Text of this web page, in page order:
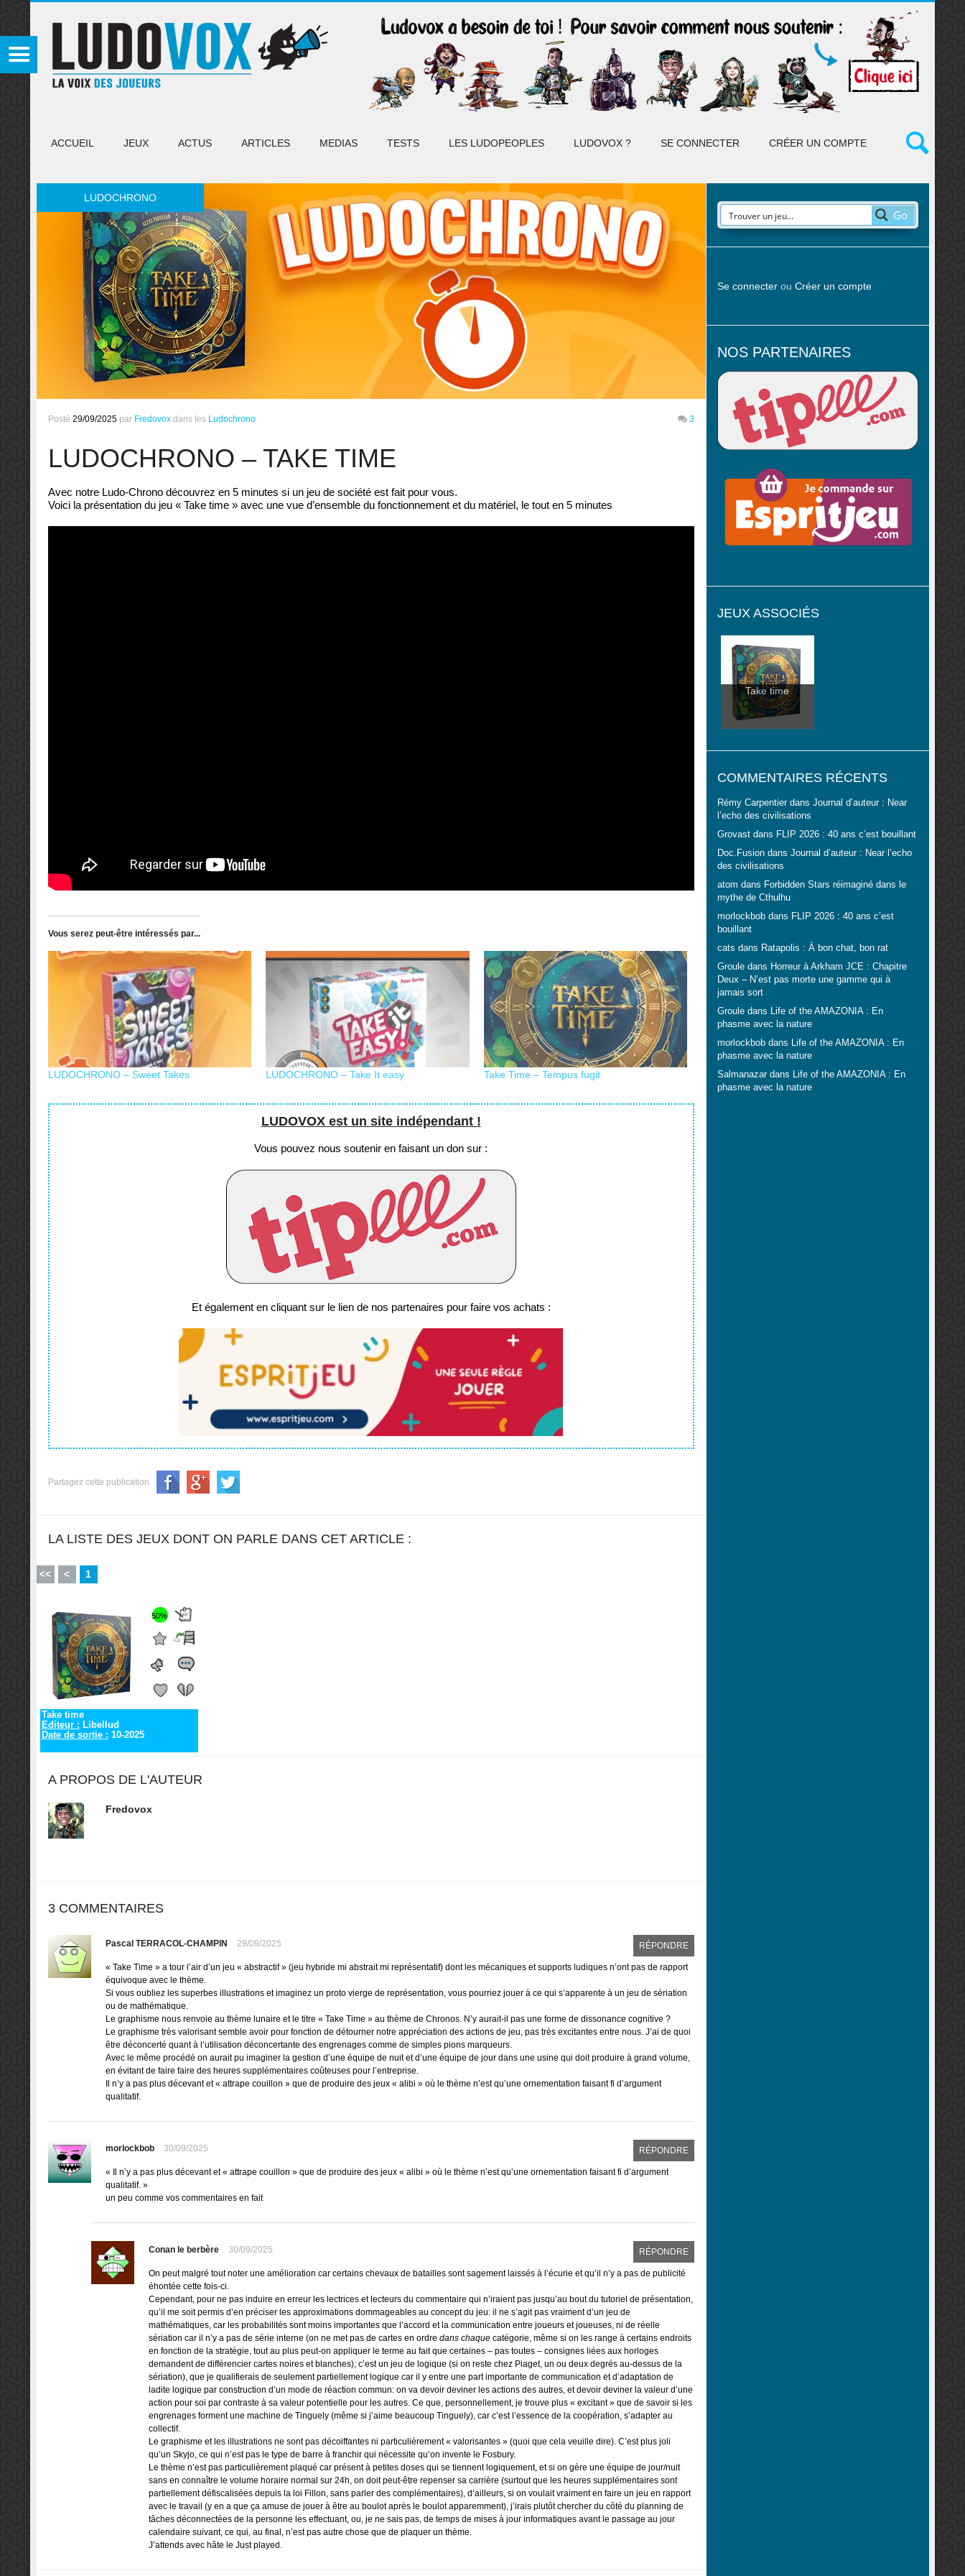
ACCUEIL JEUX ACTUS ARTICLES MEDIAS TESTS LES LUDOPEOPLES LUDOVOX ? SE CONNECTER CRÉER UN COMPTE
LUDOCHRONO
Posté 29/09/2025 par Fredovox dans les Ludochrono 3
LUDOCHRONO – TAKE TIME
Avec notre Ludo-Chrono découvrez en 5 minutes si un jeu de société est fait pour vous.
Voici la présentation du jeu « Take time » avec une vue d’ensemble du fonctionnement et du matériel, le tout en 5 minutes
Vous serez peut-être intéressés par...
LUDOCHRONO – Sweet Takes LUDOCHRONO – Take It easy Take Time – Tempus fugit
LUDOVOX est un site indépendant !
Vous pouvez nous soutenir en faisant un don sur :
Et également en cliquant sur le lien de nos partenaires pour faire vos achats :
Partagez cette publication
LA LISTE DES JEUX DONT ON PARLE DANS CET ARTICLE :
<< < 1
50%
Take time
Editeur : Libellud
Date de sortie : 10-2025
A PROPOS DE L'AUTEUR
Fredovox
3 COMMENTAIRES
Pascal TERRACOL-CHAMPIN 29/09/2025 RÉPONDRE
« Take Time » a tour l’air d’un jeu « abstractif » (jeu hybride mi abstrait mi représentatif) dont les mécaniques et supports ludiques n’ont pas de rapport
équivoque avec le thème.
Si vous oubliez les superbes illustrations et imaginez un proto vierge de représentation, vous pourriez jouer à ce qui s’apparente à un jeu de sériation
ou de mathématique.
Le graphisme nous renvoie au thème lunaire et le titre « Take Time » au thème de Chronos. N’y aurait-il pas une forme de dissonance cognitive ?
Le graphisme très valorisant semble avoir pour fonction de détourner notre appréciation des actions de jeu, pas très excitantes entre nous. J’ai de quoi
être déconcerté quant à l’utilisation déconcertante des engrenages comme de simples pions marqueurs.
Avec le même procédé on aurait pu imaginer la gestion d’une équipe de nuit et d’une équipe de jour dans une usine qui doit produire à grand volume,
en évitant de faire faire des heures supplémentaires coûteuses pour l’entreprise.
Il n’y a pas plus décevant et « attrape couillon » que de produire des jeux « alibi » où le thème n’est qu’une ornementation faisant fi d’argument
qualitatif.
morlockbob 30/09/2025 RÉPONDRE
« Il n’y a pas plus décevant et « attrape couillon » que de produire des jeux « alibi » où le thème n’est qu’une ornementation faisant fi d’argument
qualitatif. »
un peu comme vos commentaires en fait
Conan le berbère 30/09/2025 RÉPONDRE
On peut malgré tout noter une amélioration car certains chevaux de batailles sont sagement laissés à l’écurie et qu’il n’y a pas de publicité
éhontée cette fois-ci.
Cependant, pour ne pas induire en erreur les lectrices et lecteurs du commentaire qui n’iraient pas jusqu’au bout du tutoriel de présentation,
qu’il me soit permis d’en préciser les approximations dommageables au concept du jeu: il ne s’agit pas vraiment d’un jeu de
mathématiques, car les probabilités sont moins importantes que l’accord et la communication entre joueurs et joueuses, ni de réelle
sériation car il n’y a pas de série interne (on ne met pas de cartes en ordre dans chaquecatégorie, même si on les range à certains endroits
en fonction de la stratégie, tout au plus peut-on appliquer le terme au fait que certaines – pas toutes – consignes liées aux horloges
demandent de différencier cartes noires et blanches); c’est un jeu de logique (si on reste chez Piaget, un ou deux degrés au-dessus de la
sériation), que je qualifierais de seulement partiellement logique car il y entre une part importante de communication et d’adaptation de
ladite logique par construction d’un mode de réaction commun: on va devoir deviner les actions des autres, et devoir deviner la valeur d’une
action pour soi par contraste à sa valeur potentielle pour les autres. Ce que, personnellement, je trouve plus « excitant » que de savoir si les
engrenages forment une machine de Tinguely (même si j’aime beaucoup Tinguely), car c’est l’essence de la coopération, s’adapter au
collectif.
Le graphisme et les illustrations ne sont pas décoiffantes ni particulièrement « valorisantes » (quoi que cela veuille dire). C’est plus joli
qu’un Skyjo, ce qui n’est pas le type de barre à franchir qui nécessite qu’on invente le Fosbury.
Le thème n’est pas particulièrement plaqué car présent à petites doses qui se tiennent logiquement, et si on gère une équipe de jour/nuit
sans en connaître le volume horaire normal sur 24h, on doit peut-être repenser sa carrière (surtout que les heures supplémentaires sont
partiellement défiscalisées depuis la loi Fillon, sans parler des complémentaires), d’ailleurs, si on voulait vraiment en faire un jeu en rapport
avec le travail (y en a que ça amuse de jouer à être au boulot après le boulot apparemment), j’irais plutôt chercher du côté du planning de
tâches déconnectées de la personne les effectuant, ou, je ne sais pas, de temps de mises à jour informatiques avant le passage au jour
calendaire suivant, ce qui, au final, n’est pas autre chose que de plaquer un thème.
J’attends avec hâte le Just played.
Go
Se connecterou Créer un compte
NOS PARTENAIRES
JEUX ASSOCIÉS
Take time
COMMENTAIRES RÉCENTS
Rémy Carpentierdans Journal d’auteur : Near
l’echo des civilisations
Grovastdans FLIP 2026 : 40 ans c’est bouillant
Doc.Fusiondans Journal d’auteur : Near l’echo
des civilisations
atom dans Forbidden Stars réimaginé dans le
mythe de Cthulhu
morlockbobdans FLIP 2026 : 40 ans c’est
bouillant
cats dans Ratapolis : À bon chat, bon rat
Grouledans Horreur à Arkham JCE : Chapitre
Deux – N’est pas morte une gamme qui à
jamais sort
Grouledans Life of the AMAZONIA : En
phasme avec la nature
morlockbobdans Life of the AMAZONIA : En
phasme avec la nature
Salmanazardans Life of the AMAZONIA : En
phasme avec la nature